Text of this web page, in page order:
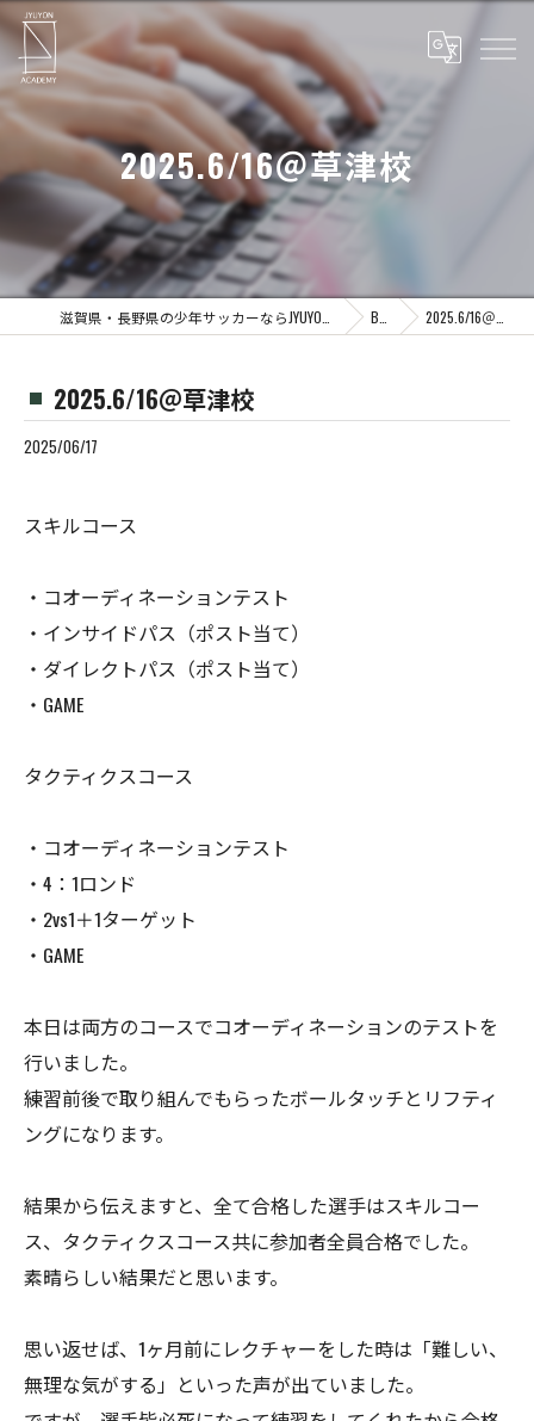
2025.6/16＠草津校
Blog 2025.6/16＠草津校
2025.6/16＠草津校
2025/06/17
スキルコース
・コオーディネーションテスト
・インサイドパス（ポスト当て）
・ダイレクトパス（ポスト当て）
・GAME
タクティクスコース
・コオーディネーションテスト
・4：1ロンド
・2vs1＋1ターゲット
・GAME
本日は両方のコースでコオーディネーションのテストを
行いました。
練習前後で取り組んでもらったボールタッチとリフティ
ングになります。
結果から伝えますと、全て合格した選手はスキルコー
ス、タクティクスコース共に参加者全員合格でした。
素晴らしい結果だと思います。
思い返せば、1ヶ月前にレクチャーをした時は「難しい、
無理な気がする」といった声が出ていました。